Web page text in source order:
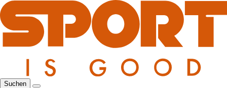
Suchen